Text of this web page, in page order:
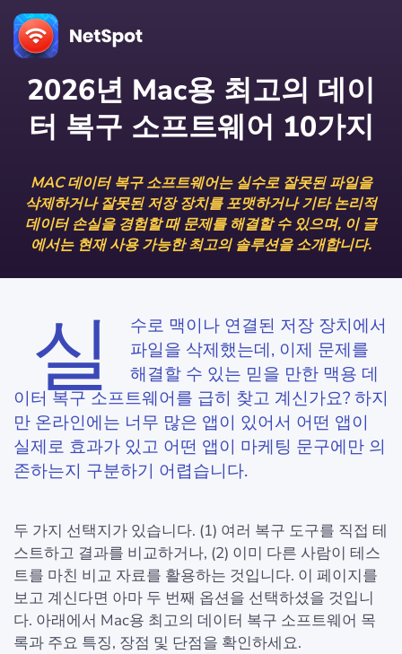
2026년 Mac용 최고의 데이
터 복구 소프트웨어 10가지
MAC 데이터 복구 소프트웨어는 실수로 잘못된 파일을
삭제하거나 잘못된 저장 장치를 포맷하거나 기타 논리적
데이터 손실을 경험할 때 문제를 해결할 수 있으며, 이 글
에서는 현재 사용 가능한 최고의 솔루션을 소개합니다.
실
수로 맥이나 연결된 저장 장치에서
파일을 삭제했는데, 이제 문제를
해결할 수 있는 믿을 만한 맥용 데
이터 복구 소프트웨어를 급히 찾고 계신가요? 하지
만 온라인에는 너무 많은 앱이 있어서 어떤 앱이
실제로 효과가 있고 어떤 앱이 마케팅 문구에만 의
존하는지 구분하기 어렵습니다.
두 가지 선택지가 있습니다. (1) 여러 복구 도구를 직접 테
스트하고 결과를 비교하거나, (2) 이미 다른 사람이 테스
트를 마친 비교 자료를 활용하는 것입니다. 이 페이지를
보고 계신다면 아마 두 번째 옵션을 선택하셨을 것입니
다. 아래에서 Mac용 최고의 데이터 복구 소프트웨어 목
록과 주요 특징, 장점 및 단점을 확인하세요.